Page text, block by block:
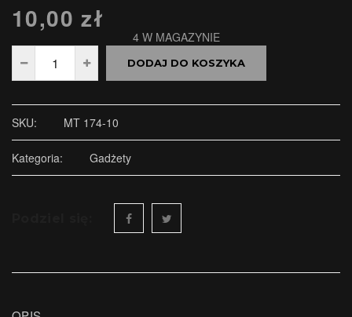
10,00zł
4 W MAGAZYNIE
DODAJ DO KOSZYKA
SKU: MT 174-10
Kategoria: Gadżety